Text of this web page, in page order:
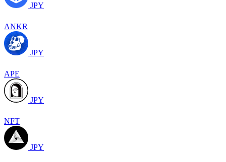
JPY
ANKR
JPY
APE
JPY
NFT
JPY